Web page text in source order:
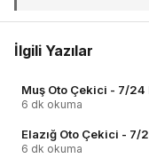
İlgili Yazılar
Muş Oto Çekici - 7/
6 dk okuma
Elazığ Oto Çekici - 7/
6 dk okuma